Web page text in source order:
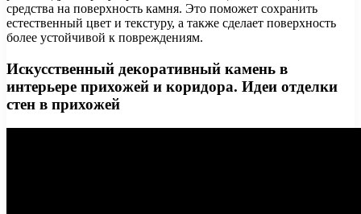
средства на поверхность камня. Это поможет сохранить
естественный цвет и текстуру, а также сделает поверхность
более устойчивой к повреждениям.
Искусственный декоративный камень в
интерьере прихожей и коридора. Идеи отделки
стен в прихожей